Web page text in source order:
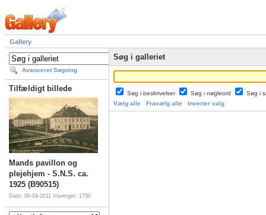
Gallery
Avanceret Søgning
Tilfældigt billede
Mands pavillon og
plejehjem - S.N.S. ca.
1925 (B90515)
Dato: 06-04-2011 Visninger: 1750
Søg i galleriet
Søg i beskrivelser Søg i nøgleord
Søg i
Vælg alle
Fravælg alle Inverter valg